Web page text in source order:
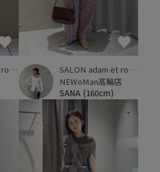
SALON adam et ropé
SALON adam et ropé
NEWoMan高輪店
SANA (160cm)